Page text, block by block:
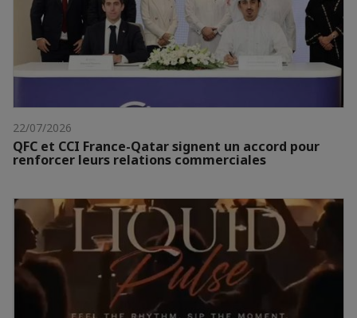
22/07/2026
QFC et CCI France-Qatar signent un accord pour
renforcer leurs relations commerciales